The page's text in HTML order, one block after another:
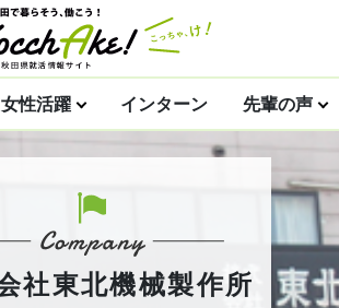
女性活躍 インターン 先輩の声
社東北機械製作所